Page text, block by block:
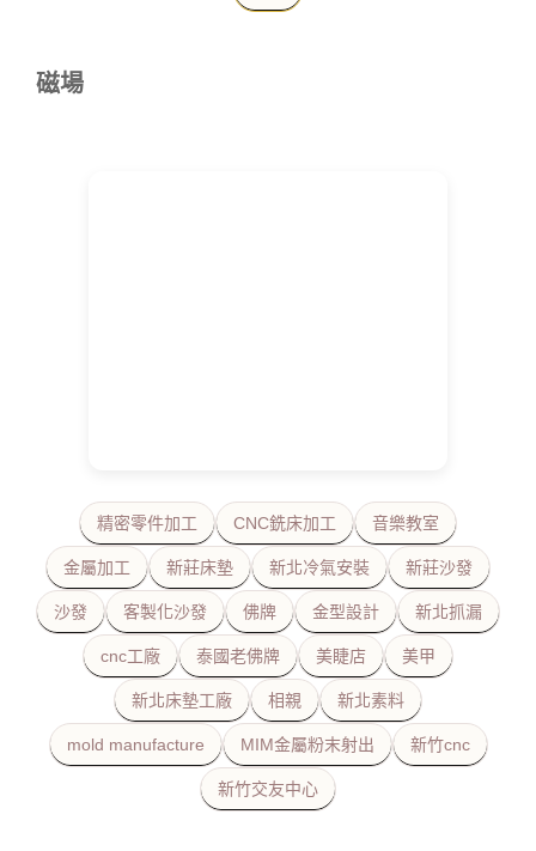
磁場
精密零件加工 CNC銑床加工 音樂教室
金屬加工 新莊床墊 新北冷氣安裝 新莊沙發
沙發 客製化沙發 佛牌 金型設計 新北抓漏
cnc工廠 泰國老佛牌 美睫店 美甲
新北床墊工廠 相親 新北素料
mold manufacture MIM金屬粉末射出 新竹cnc
新竹交友中心